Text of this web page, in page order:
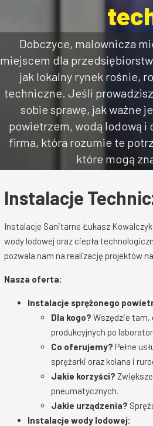
Dobczyce, malownicza
miejscem dla
jak lokalny rynek rośnie,
techniczne. Jeśli
sobie sprawę, jak ważne
powietrzem, wodą lodową i
firma, która rozumie te
które mogą
Instalacje
Instalacje Sanitarne Łukasz
wody lodowej oraz ciepła
pozwala nam na realizację projektów
Nasza oferta:
Instalacje sprężonego
Dla kogo? Wszędzie tam,
produkcyjnych po
Co oferujemy? Pełne
sprężarki oraz kolana i
Jakie korzyści?
pneumatycznych.
Jakie urządzenia?
Instalacje wody lodowej: